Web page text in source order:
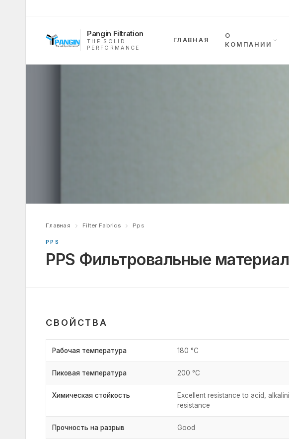
Pangin Filtration
THE SOLID
PERFORMANCE
ГЛАВНАЯ
О
КОМПАНИИ
Главная Filter Fabrics Pps
PPS
PPS Фильтровальные
СВОЙСТВА
Рабочая температура 180 °C
Пиковая температура 200 °C
Химическая стойкость
Excellent resistance to acid,
resistance
Прочность на разрыв Good